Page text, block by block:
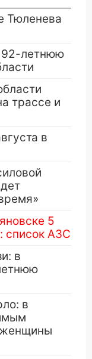
Тюленева
92-летнюю
трассе и
в
5
список АЗС
в
в
женщины